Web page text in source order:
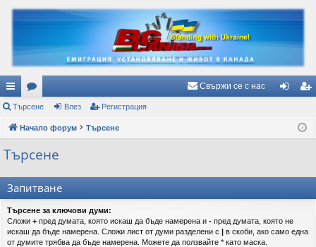
ъ
рз
и
ъз
ки
ор
ум
Свържи се с нас
ис
Търсене Влез Регистрация
Начало форум Търсене
Търсене
Запитване
Търсене за ключови думи:
Сложи + пред думата, която искаш да бъде намерена и - пред думата, която не
искаш да бъде намерена. Сложи лист от думи разделени с | в скоби, ако само една
от думите трябва да бъде намерена. Можете да ползвайте * като маска.